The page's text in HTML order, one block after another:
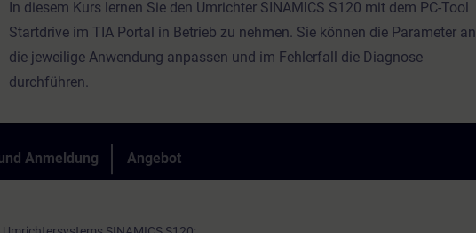
In diesem Kurs lernen Sie den Umrichter SINAMICS S120 mit dem PC-Tool
Startdrive im TIA Portal in Betrieb zu nehmen. Sie können die Parameter an
die jeweilige Anwendung anpassen und im Fehlerfall die Diagnose
durchführen.
Anmeldung Angebot